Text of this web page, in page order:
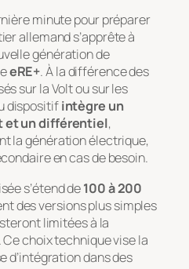
minute pour préparer
allemand s’apprête à
génération de
eRE+. À la différence des
sur la Volt ou sur les
dispositifintègre un
et un différentiel,
la génération électrique,
en cas de besoin.
s’étend de100 à 200
des versions plus simples
limitées à la
choix technique vise la
d’intégration dans des